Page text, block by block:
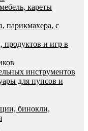
кареты
парикмахера, с
и игр в
инструментов
для пупсов и
бинокли,